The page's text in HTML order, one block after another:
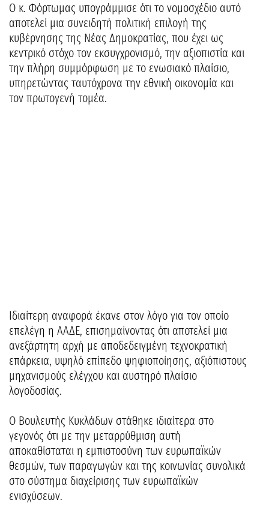
Ο κ. Φόρτωμας υπογράμμισε ότι το νομοσχέδιο αυτό
αποτελεί μια συνειδητή πολιτική επιλογή της
κυβέρνησης της Νέας Δημοκρατίας, που έχει ως
κεντρικό στόχο τον εκσυγχρονισμό, την αξιοπιστία και
την πλήρη συμμόρφωση με το ενωσιακό πλαίσιο,
υπηρετώντας ταυτόχρονα την εθνική οικονομία και
τον πρωτογενή τομέα.
Ιδιαίτερη αναφορά έκανε στον λόγο για τον οποίο
επελέγη η ΑΑΔΕ, επισημαίνοντας ότι αποτελεί μια
ανεξάρτητη αρχή με αποδεδειγμένη τεχνοκρατική
επάρκεια, υψηλό επίπεδο ψηφιοποίησης, αξιόπιστους
μηχανισμούς ελέγχου και αυστηρό πλαίσιο
λογοδοσίας.
Ο Βουλευτής Κυκλάδων στάθηκε ιδιαίτερα στο
γεγονός ότι με την μεταρρύθμιση αυτή
αποκαθίσταται η εμπιστοσύνη των ευρωπαϊκών
θεσμών, των παραγωγών και της κοινωνίας συνολικά
στο σύστημα διαχείρισης των ευρωπαϊκών
ενισχύσεων.